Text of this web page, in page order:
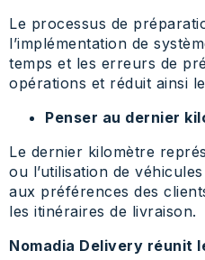
Le processus de
l’implémentation de
temps et les erreurs de
opérations et réduit ainsi
Penser au dernier
Le dernier kilomètre
ou l’utilisation de
aux préférences des
les itinéraires de livraison.
Nomadia Delivery réunit